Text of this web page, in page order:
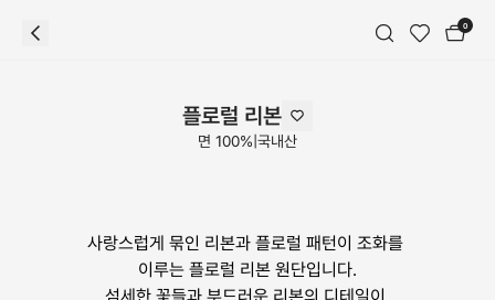
0
플로럴 리본
면 100% 국내산
사랑스럽게 묶인 리본과 플로럴 패턴이 조화를
이루는 플로럴 리본 원단입니다.